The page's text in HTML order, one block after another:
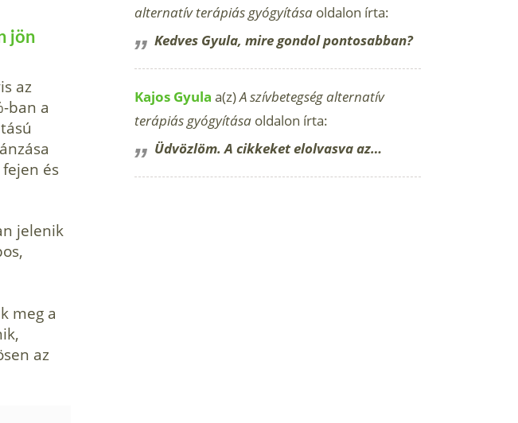
jön
az
ban a
és
jelenik
meg a
az
alternatív terápiás gyógyítása oldalon írta:
Kedves Gyula, mire gondol pontosabban?
Kajos Gyula a(z)A szívbetegség alternatív
terápiás gyógyítása oldalon írta:
Üdvözlöm. A cikkeket elolvasva az…